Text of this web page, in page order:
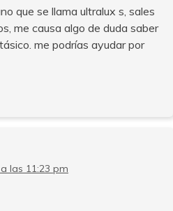
que se llama ultralux s, sales
me causa algo de duda saber
me podrías ayudar por
las 11:23 pm